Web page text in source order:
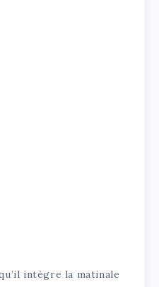
intègre la matinale